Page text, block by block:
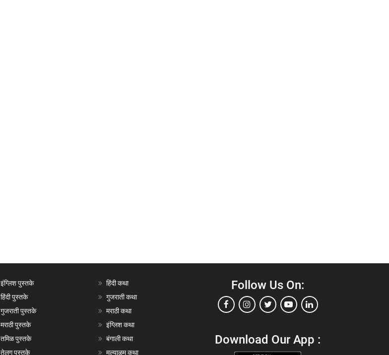
इंग्लिश पुस्तके
हिंदी पुस्तके
गुजराती पुस्तके
मराठी पुस्तके
तमिळ पुस्तके
तेलगु पुस्तके
हिंदी कथा
गुजराती कथा
मराठी कथा
इंग्लिश कथा
बंगाली कथा
मल्याळम कथा
Follow Us On:
Download Our App :